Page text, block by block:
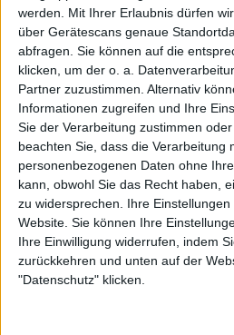
werden. Mit Ihrer Erlaubnis dürfen
über Gerätescans genaue
abfragen. Sie können auf die
klicken, um der o. a.
Partner zuzustimmen. Alternativ
Informationen zugreifen und Ihre
Sie der Verarbeitung zustimmen
beachten Sie, dass die Verarbeitung
personenbezogenen Daten ohne
kann, obwohl Sie das Recht haben,
zu widersprechen. Ihre
Website. Sie können Ihre
Ihre Einwilligung widerrufen, indem
zurückkehren und unten auf der
"Datenschutz" klicken.
ihr findet so einige DESASTER-
fünfundzwanzigprozentiger
„Lethal Messiah“ – gutes
Mix
Mit „Lethal Messiah“ ist
hochkarätiges Epic-Doom-
Genuss auf Dauer leider durch
dominanten Gesang im Mix
natürlich, denn man kann das
wahrnehmen und dann ist das